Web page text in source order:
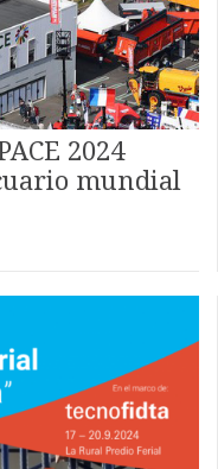
2024
mundial